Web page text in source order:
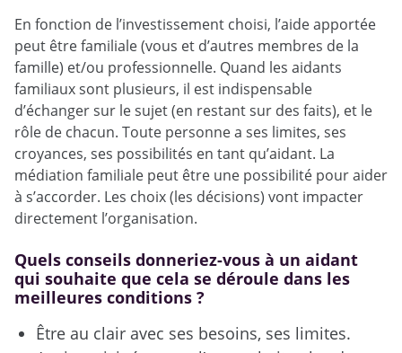
En fonction de l’investissement choisi, l’aide apportée
peut être familiale (vous et d’autres membres de la
famille) et/ou professionnelle. Quand les aidants
familiaux sont plusieurs, il est indispensable
d’échanger sur le sujet (en restant sur des faits), et le
rôle de chacun. Toute personne a ses limites, ses
croyances, ses possibilités en tant qu’aidant. La
médiation familiale peut être une possibilité pour aider
à s’accorder. Les choix (les décisions) vont impacter
directement l’organisation.
Quels conseils donneriez-vous à un aidant
qui souhaite que cela se déroule dans les
meilleures conditions ?
Être au clair avec ses besoins, ses limites.